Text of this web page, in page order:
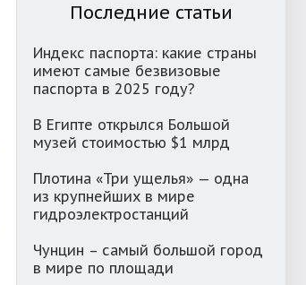
Последние статьи
Индекс паспорта: какие страны
имеют самые безвизовые
паспорта в 2025 году?
В Египте открылся Большой
музей стоимостью $1 млрд
Плотина «Три ущелья» — одна
из крупнейших в мире
гидроэлектростанций
Чунцин – самый большой город
в мире по площади